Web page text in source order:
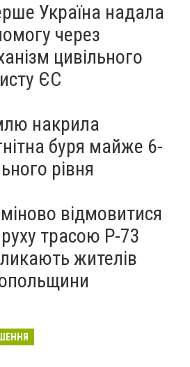
Україна надала
через
цивільного
ЄС
накрила
буря майже 6-
рівня
відмовитися
руху трасою Р-73
жителів